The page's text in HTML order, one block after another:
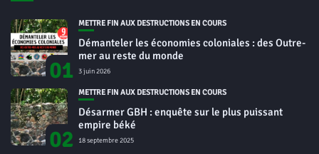
01
METTRE FIN AUX DESTRUCTIONS EN COURS
Démanteler les économies coloniales : des Outre-
mer au reste du monde
3 juin 2026
02
METTRE FIN AUX DESTRUCTIONS EN COURS
Désarmer GBH : enquête sur le plus puissant
empire béké
18 septembre 2025